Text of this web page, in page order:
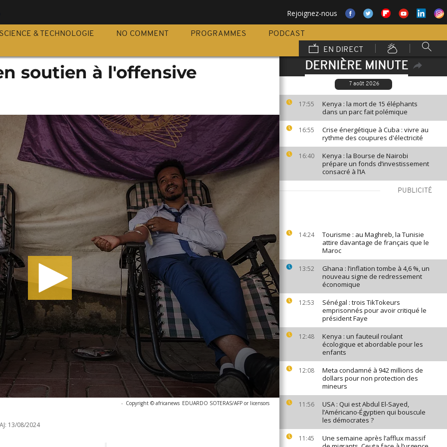
Rejoignez-nous
SCIENCE & TECHNOLOGIE NO COMMENT PROGRAMMES
PODCAST
EN DIRECT
DERNIÈRE MINUTE
7 août 2026
17:55
Kenya : la mort de 15 éléphants
dans un parc fait polémique
16:55
Crise énergétique à Cuba : vivre au
rythme des coupures d'électricité
16:40
Kenya : la Bourse de Nairobi
prépare un fonds d’investissement
consacré à l’IA
PUBLICITÉ
14:24
Tourisme : au Maghreb, la Tunisie
attire davantage de français que le
Maroc
13:52
Ghana : l’inflation tombe à 4,6 %, un
nouveau signe de redressement
économique
12:53
Sénégal : trois TikTokeurs
emprisonnés pour avoir critiqué le
président Faye
12:48
Kenya : un fauteuil roulant
écologique et abordable pour les
enfants
12:08
Meta condamné à 942 millions de
dollars pour non protection des
mineurs
11:56
USA : Qui est Abdul El-Sayed,
l’Américano-Égyptien qui bouscule
les démocrates ?
11:45
Une semaine après l’afflux massif
soutien à l'offensive
- Copyright © africanews EDUARDO SOTERAS/AFP or licensors
13/08/2024